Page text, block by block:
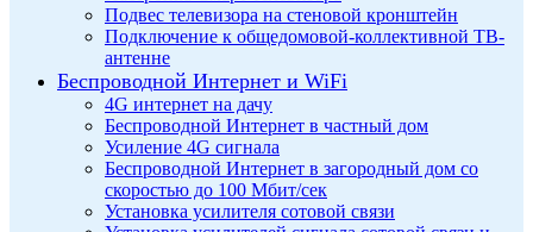
Подвес телевизора на стеновой кронштейн
Подключение к общедомовой-коллективной ТВ-
антенне
Беспроводной Интернет и WiFi
4G интернет на дачу
Беспроводной Интернет в частный дом
Усиление 4G сигнала
Беспроводной Интернет в загородный дом со
скоростью до 100 Мбит/сек
Установка усилителя сотовой связи